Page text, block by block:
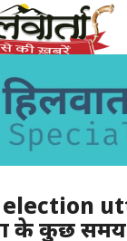
election
के कुछ समय